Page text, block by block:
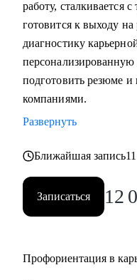
• Подготовка к
с руководителем,
техническому
• Зарплатные
собеседовании).
сделать так, чтобы
Кому могу помочь:
• Студентам
технических
Digital, Образование);
работу, сталкивается
готовится к выходу
диагностику
персонализированную
подготовить резюме
компаниями.
Развернуть
Ближайшая запись
Записаться 12
Профориентация в